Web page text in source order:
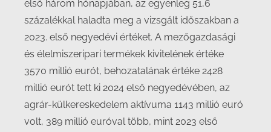
első három hónapjában, az egyenleg 51,6
százalékkal haladta meg a vizsgált időszakban a
2023. első negyedévi értéket. A mezőgazdasági
és élelmiszeripari termékek kivitelének értéke
3570 millió eurót, behozatalának értéke 2428
millió eurót tett ki 2024 első negyedévében, az
agrár-külkereskedelem aktívuma 1143 millió euró
volt, 389 millió euróval több, mint 2023 első